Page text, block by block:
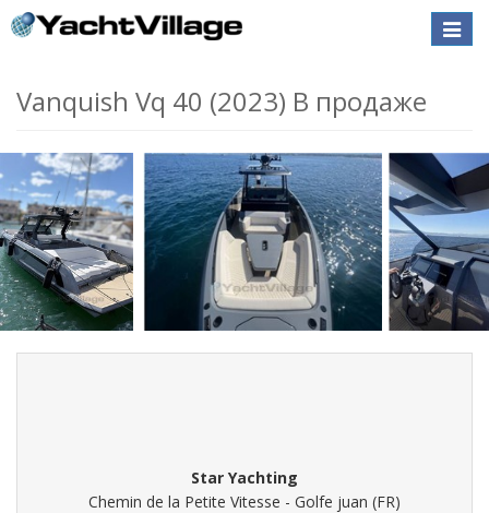
Toggle
Vanquish Vq 40 (2023) В продаже
Star Yachting
Chemin de la Petite Vitesse - Golfe juan (FR)